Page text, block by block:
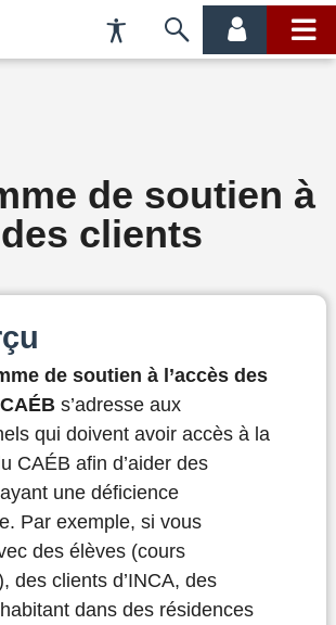
Préférences
d'accessibilité
Passer
menu
menu
de soutien à
clients
de soutien à l’accès des
s’adresse aux
qui doivent avoir accès à la
CAÉB afin d’aider des
une déficience
Par exemple, si vous
des élèves (cours
des clients d’INCA, des
dans des résidences